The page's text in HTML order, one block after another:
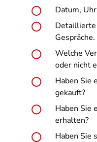
Datum,
Detaillierte
Gespräche.
Welche
oder nicht
Haben Sie
gekauft?
Haben Sie
erhalten?
Haben Sie